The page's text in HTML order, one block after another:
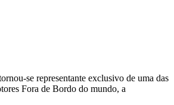
se representante exclusivo de uma das
Fora de Bordo do mundo, a